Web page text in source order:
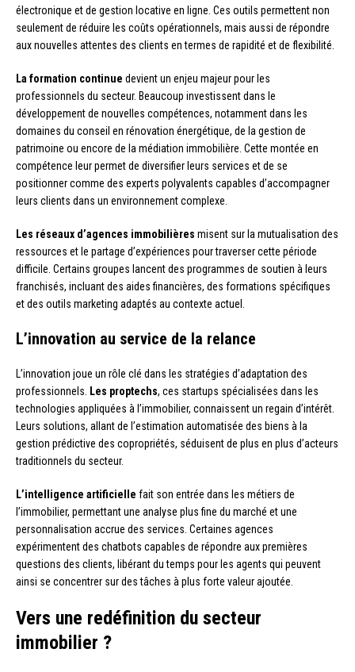
électronique et de gestion locative en ligne. Ces outils permettent non
seulement de réduire les coûts opérationnels, mais aussi de répondre
aux nouvelles attentes des clients en termes de rapidité et de flexibilité.
La formation continue devient un enjeu majeur pour les
professionnels du secteur. Beaucoup investissent dans le
développement de nouvelles compétences, notamment dans les
domaines du conseil en rénovation énergétique, de la gestion de
patrimoine ou encore de la médiation immobilière. Cette montée en
compétence leur permet de diversifier leurs services et de se
positionner comme des experts polyvalents capables d’accompagner
leurs clients dans un environnement complexe.
Les réseaux d’agences immobilières misent sur la mutualisation des
ressources et le partage d’expériences pour traverser cette période
difficile. Certains groupes lancent des programmes de soutien à leurs
franchisés, incluant des aides financières, des formations spécifiques
et des outils marketing adaptés au contexte actuel.
L’innovation au service de la relance
L’innovation joue un rôle clé dans les stratégies d’adaptation des
professionnels.
Les proptechs, ces startups spécialisées dans les
technologies appliquées à l’immobilier, connaissent un regain d’intérêt.
Leurs solutions, allant de l’estimation automatisée des biens à la
gestion prédictive des copropriétés, séduisent de plus en plus d’acteurs
traditionnels du secteur.
L’intelligence artificielle fait son entrée dans les métiers de
l’immobilier, permettant une analyse plus fine du marché et une
personnalisation accrue des services. Certaines agences
expérimentent des chatbots capables de répondre aux premières
questions des clients, libérant du temps pour les agents qui peuvent
ainsi se concentrer sur des tâches à plus forte valeur ajoutée.
Vers une redéfinition du secteur
immobilier ?